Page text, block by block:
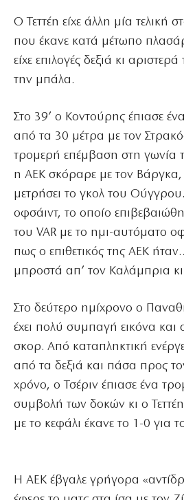
Ο Τεττέη είχε άλλη μία τελική
που έκανε κατά μέτωπο
είχε επιλογές δεξιά κι
την μπάλα.
Στο 39’ ο Κοντούρης έπιασε
από τα 30 μέτρα με τον
τρομερή επέμβαση στη γωνία
η ΑΕΚ σκόραρε με τον
μετρήσει το γκολ του
οφσάιντ, το οποίο
του VAR με το ημι-αυτόματο
πως ο επιθετικός της ΑΕΚ
μπροστά απ’ τον Καλάμπρια
Στο δεύτερο ημίχρονο ο
έχει πολύ συμπαγή εικόνα και
σκορ. Από καταπληκτική
από τα δεξιά και πάσα προς
χρόνο, ο Τσέριν έπιασε ένα
συμβολή των δοκών κι ο
με το κεφάλι έκανε το 1-0 για
Η ΑΕΚ έβγαλε γρήγορα